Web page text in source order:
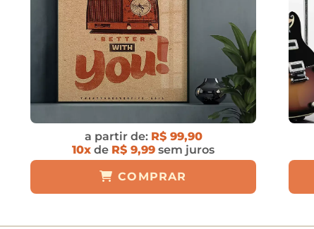
a partir de: R$ 99,90
10x de R$ 9,99 sem juros
COMPRAR